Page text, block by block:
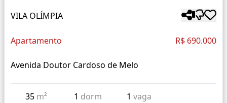
VILA OLÍMPIA
Apartamento R$ 690.000
Avenida Doutor Cardoso de Melo
35 m² 1 dorm 1vaga